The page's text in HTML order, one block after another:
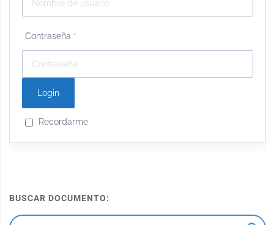
Contraseña *
Recordarme
BUSCAR DOCUMENTO: